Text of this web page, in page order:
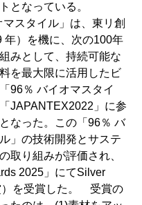
となっている。
マスタイル」は、東リ創
年）を機に、次の100年
みとして、持続可能な
を最大限に活用したビ
96％ バイオマスタイ
JAPANTEX2022」に参
なった。この「96％ バ
」の技術開発とサステ
取り組みが評価され、
2025」にてSilver
を受賞した。　受賞の